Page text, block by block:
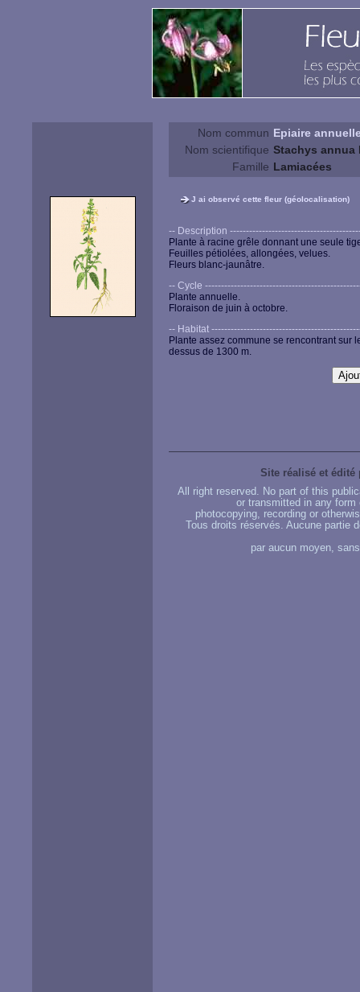
Nom commun Epiaire
Nom scientifique Stachys annua
Famille Lamiacées
J ai observé cette fleur (géolocalisation)
-- Description
Plante à racine grêle donnant une seule
Feuilles pétiolées, allongées, velues.
Fleurs blanc-jaunâtre.
-- Cycle
Plante annuelle.
Floraison de juin à octobre.
-- Habitat
Plante assez commune se rencontrant sur
dessus de 1300 m.
Site réalisé et édité
All right reserved. No part of this
or transmitted in any
photocopying, recording or
Tous droits réservés. Aucune
par aucun moyen,